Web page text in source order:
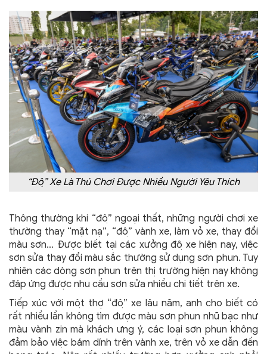
“Độ” Xe Là Thú Chơi Được Nhiều Người Yêu Thích
Thông thường khi “độ” ngoại thất, những người chơi xe
thường thay “mặt nạ”, “độ” vành xe, làm vỏ xe, thay đổi
màu sơn… Được biết tại các xưởng độ xe hiện nay, việc
sơn sửa thay đổi màu sắc thường sử dụng sơn phun. Tuy
nhiên các dòng sơn phun trên thị trường hiện nay không
đáp ứng được nhu cầu sơn sửa nhiều chi tiết trên xe.
Tiếp xúc với một thợ “độ” xe lâu năm, anh cho biết có
rất nhiều lần không tìm được màu sơn phun nhũ bạc như
màu vành zin mà khách ưng ý, các loại sơn phun không
đảm bảo việc bám dính trên vành xe, trên vỏ xe dẫn đến